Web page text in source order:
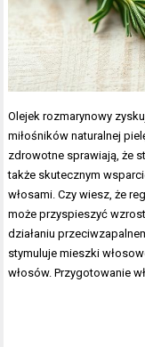
Olejek rozmarynowy
miłośników naturalnej
zdrowotne sprawiają, że
także skutecznym
włosami. Czy wiesz, że
może przyspieszyć
działaniu
stymuluje mieszki
włosów. Przygotowanie